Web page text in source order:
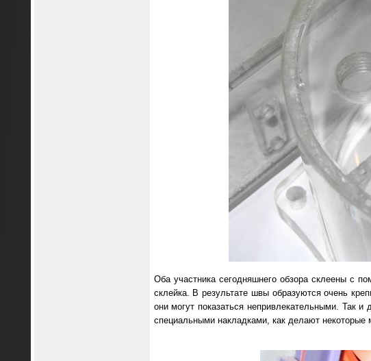
Оба участника сегодняшнего обзора склеены с
склейка. В результате швы образуются очень
они могут показаться непривлекательными. Так
специальными накладками, как делают